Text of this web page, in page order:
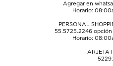
Agregar en
Horario:
PERSONAL
55.5725.2246opción
Horario:
TARJETA